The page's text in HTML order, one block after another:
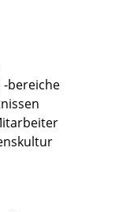
bereiche